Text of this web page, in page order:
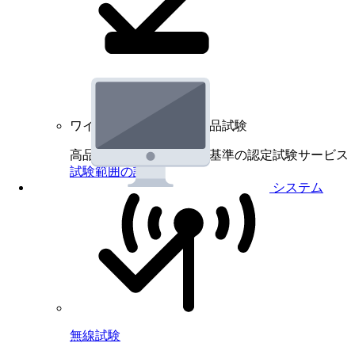
システム
ワイヤレスデバイスの製品試験
高品質規格に基づく国際基準の認定試験サービス
試験範囲の詳細
無線試験